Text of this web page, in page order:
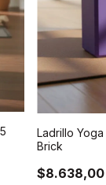
Ladrillo
Brick
$8.638,00